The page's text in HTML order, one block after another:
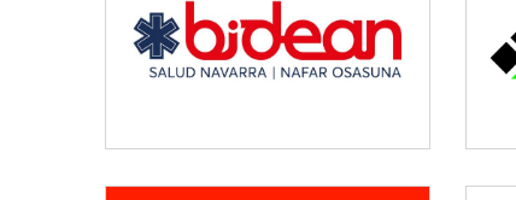
BIDEAN
Salud